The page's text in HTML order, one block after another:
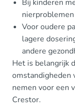
Bij kinderen
Voor oudere
lagere
andere
Het is belangrijk
omstandigheden
nemen voor een
Crestor.